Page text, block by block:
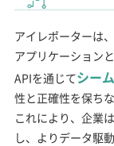
アイレポーターは
アプリケーション
APIを通じてシー
性と正確性を保ち
これにより、企業
し、よりデータ駆